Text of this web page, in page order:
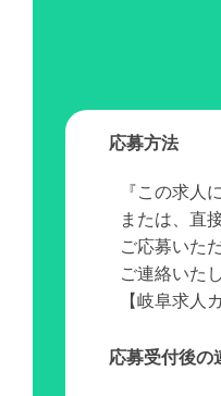
応募方法
『この求人
または、直
ご応募いた
ご連絡いた
【岐阜求人
応募受付後の